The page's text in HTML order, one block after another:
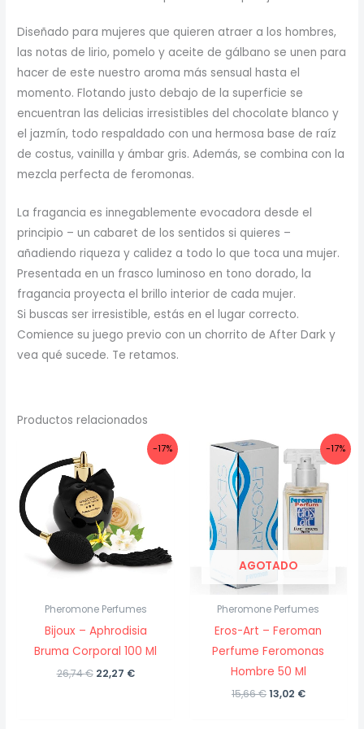
Diseñado para mujeres que quieren atraer a los hombres,
las notas de lirio, pomelo y aceite de gálbano se unen para
hacer de este nuestro aroma más sensual hasta el
momento. Flotando justo debajo de la superficie se
encuentran las delicias irresistibles del chocolate blanco y
el jazmín, todo respaldado con una hermosa base de raíz
de costus, vainilla y ámbar gris. Además, se combina con la
mezcla perfecta de feromonas.
La fragancia es innegablemente evocadora desde el
principio – un cabaret de los sentidos si quieres –
añadiendo riqueza y calidez a todo lo que toca una mujer.
Presentada en un frasco luminoso en tono dorado, la
fragancia proyecta el brillo interior de cada mujer.
Si buscas ser irresistible, estás en el lugar correcto.
Comience su juego previo con un chorrito de After Dark y
vea qué sucede. Te retamos.
Productos relacionados
-17%
Pheromone Perfumes
Bijoux – Aphrodisia
Bruma Corporal 100 Ml
26,74€ El
22,27 €El
-17%
AGOTADO
Pheromone Perfumes
Eros-Art – Feroman
Perfume Feromonas
Hombre 50 Ml
15,66€El
13,02 €El